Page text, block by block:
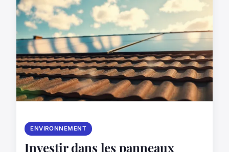
ENVIRONNEMENT
Investir dans les panneaux